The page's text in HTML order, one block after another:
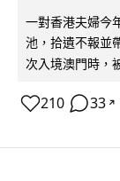
一對香港夫婦今
池，拾遺不報並
次入境澳門時，
210 33 ↗